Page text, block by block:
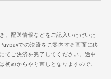
、配送情報などをご記入いただいた
での決済をご案内する画面に移
てご決済を完了してください。途中
初めからやり直しとなりますので、